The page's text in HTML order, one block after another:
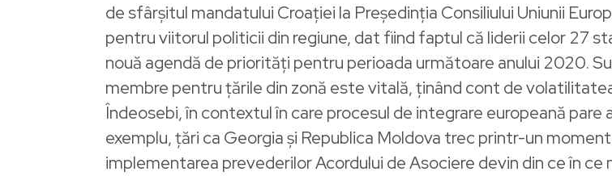
de sfârșitul mandatului Croației la Președinția Consiliului Uniunii
pentru viitorul politicii din regiune, dat fiind faptul că liderii celor 27
nouă agendă de priorități pentru perioada următoare anului 2020.
membre pentru țările din zonă este vitală, ținând cont de
Îndeosebi, în contextul în care procesul de integrare europeană pare
exemplu, țări ca Georgia și Republica Moldova trec printr-un
implementarea prevederilor Acordului de Asociere devin din ce în